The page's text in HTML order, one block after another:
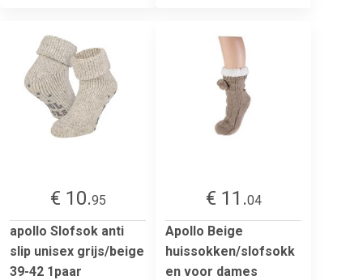
€ 10.95
apollo Slofsok anti
slip unisex grijs/beige
39-42 1paar
€ 11.04
Apollo Beige
huissokken/slofsokk
en voor dames